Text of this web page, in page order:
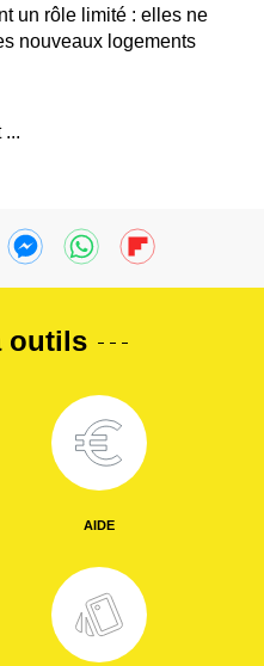
un rôle limité : elles ne
nouveaux logements
...
outils
AIDE